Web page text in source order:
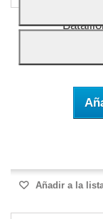
Añadir a la